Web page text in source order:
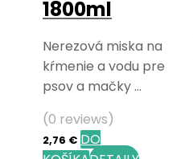
1800ml
Nerezová miska na
kŕmenie a vodu pre
psov a mačky …
(0 reviews)
2,76 € DO